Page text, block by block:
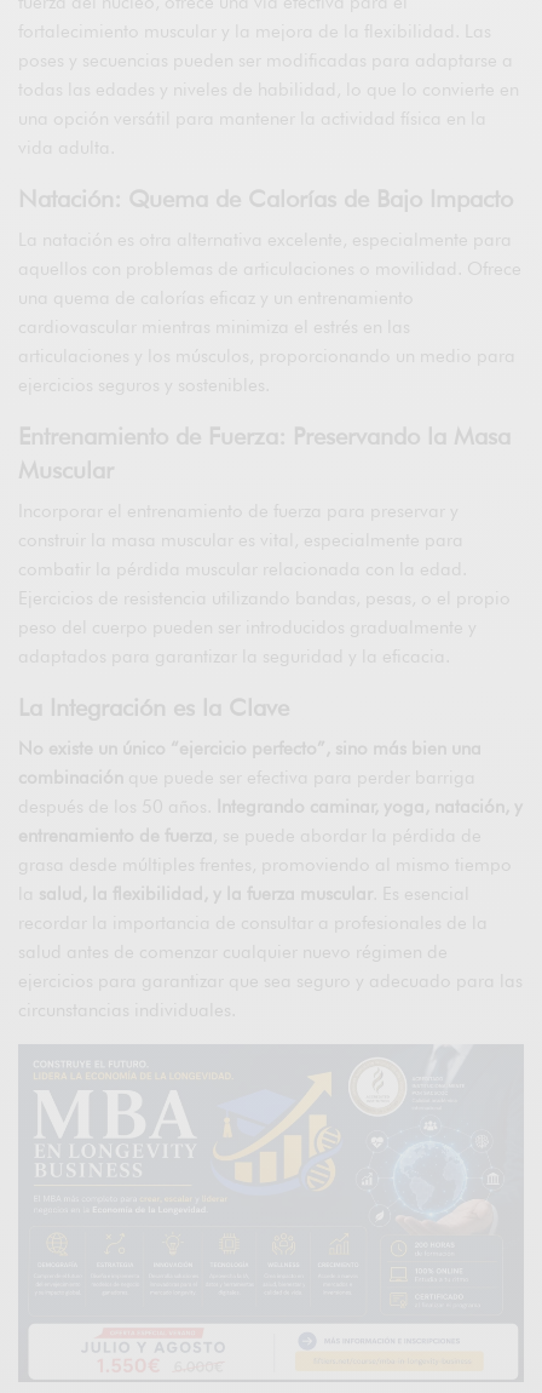
fortalecimiento muscular y la mejora de la flexibilidad. Las
poses y secuencias pueden ser modificadas para adaptarse a
todas las edades y niveles de habilidad, lo que lo convierte en
una opción versátil para mantener la actividad física en la
vida adulta.
Natación: Quema de Calorías de Bajo Impacto
La natación es otra alternativa excelente, especialmente para
aquellos con problemas de articulaciones o movilidad. Ofrece
una quema de calorías eficaz y un entrenamiento
cardiovascular mientras minimiza el estrés en las
articulaciones y los músculos, proporcionando un medio para
ejercicios seguros y sostenibles.
Entrenamiento de Fuerza: Preservando la Masa
Muscular
Incorporar el entrenamiento de fuerza para preservar y
construir la masa muscular es vital, especialmente para
combatir la pérdida muscular relacionada con la edad.
Ejercicios de resistencia utilizando bandas, pesas, o el propio
peso del cuerpo pueden ser introducidos gradualmente y
adaptados para garantizar la seguridad y la eficacia.
La Integración es la Clave
No existe un único “ejercicio perfecto”, sino más bien una
combinación que puede ser efectiva para perder barriga
después de los 50 años.
Integrando caminar, yoga, natación, y
entrenamiento de fuerza , se puede abordar la pérdida de
grasa desde múltiples frentes, promoviendo al mismo tiempo
salud, la flexibilidad, y la fuerza muscular
. Es esencial
recordar la importancia de consultar a profesionales de la
salud antes de comenzar cualquier nuevo régimen de
ejercicios para garantizar que sea seguro y adecuado para las
circunstancias individuales.